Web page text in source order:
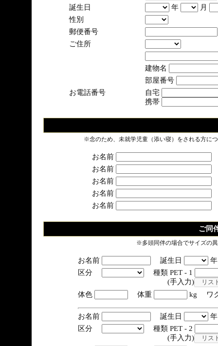
誕生日
年
月
性別
郵便番号
ご住所
建物名
部屋番号
お電話番号
自宅
携帯
※念のため、未就学児童（添い寝）をされる方に
お名前
お名前
お名前
お名前
お名前
ご同
※多頭同伴の場合でサイズの
お名前 誕生日
区分
種類 PET - 1
(手入力)
体色
体重 kg ワ
お名前 誕生日
区分
種類 PET - 2
(手入力)